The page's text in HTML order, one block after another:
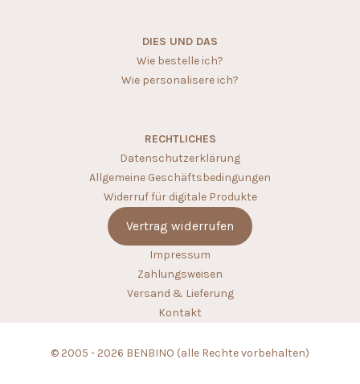
DIES UND DAS
Wie bestelle ich?
Wie personalisere ich?
RECHTLICHES
Datenschutzerklärung
Allgemeine Geschäftsbedingungen
Widerruf für digitale Produkte
Vertrag widerrufen
Impressum
Zahlungsweisen
Versand & Lieferung
Kontakt
© 2005 - 2026 BENBINO (alle Rechte vorbehalten)